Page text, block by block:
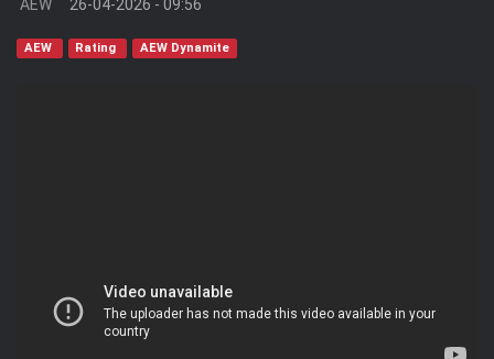
AEW 26-04-2026 - 09:56
AEW Rating AEW Dynamite